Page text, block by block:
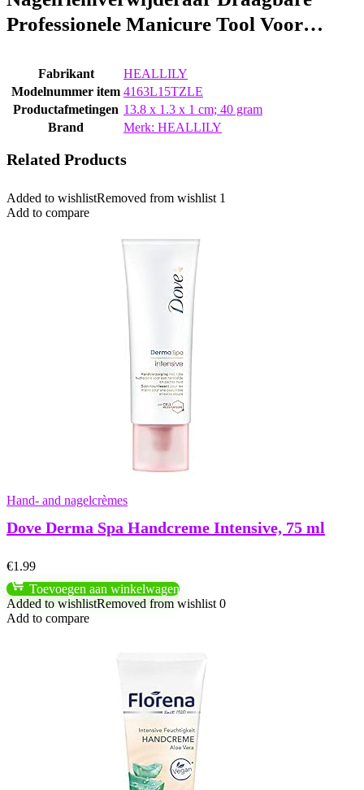
Professionele Manicure Tool Voor…
Fabrikant
‎HEALLILY
Modelnummer item ‎4163L15TZLE
Productafmetingen ‎13.8 x 1.3 x 1 cm; 40 gram
Brand
Merk: HEALLILY
Related Products
Added to wishlistRemoved from wishlist 1
Add to compare
Hand- and nagelcrèmes
Dove Derma Spa Handcreme Intensive, 75 ml
€1.99
Toevoegen aan winkelwagen
Added to wishlistRemoved from wishlist 0
Add to compare